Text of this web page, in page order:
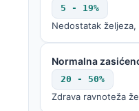
5 - 19%
Nedostatak
Normalna
20 - 50%
Zdrava ravnoteža